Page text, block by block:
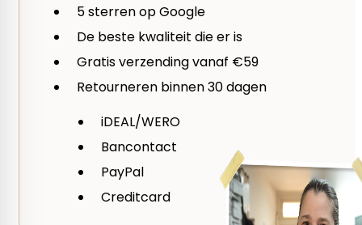
Naalddikte
3,5 mm, 4 mm, 4,5 mm, 5 mm, 5,5 mm, 6 mm, 7
Je waardering*
1 van de 5 sterren2 van de 5 sterren
Je beoordeling*
5 sterren op Google
De beste kwaliteit die er is
Gratis verzending vanaf €59
Retourneren binnen 30 dagen
iDEAL/WERO
Bancontact
PayPal
Creditcard